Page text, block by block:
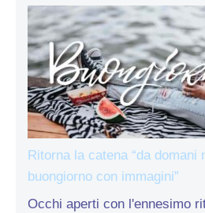
Ritorna la catena “da domani
buongiorno con immagini”
Occhi aperti con l'ennesimo